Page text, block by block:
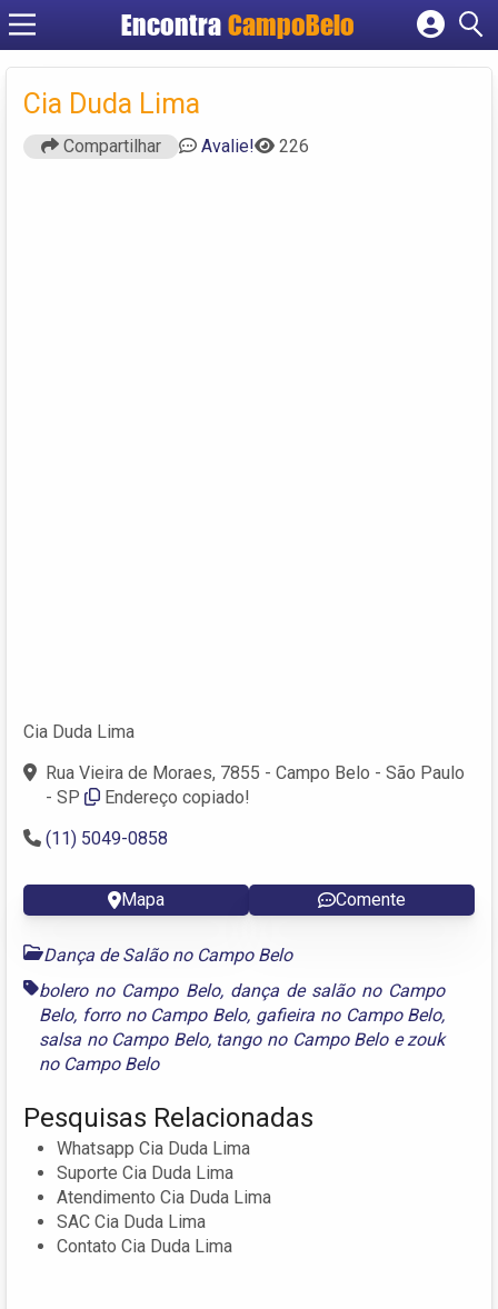
EncontraCampoBelo
Cadastrar empresa
Cia Duda Lima
Compartilhar Avalie! 226
Cia Duda Lima
Rua Vieira de Moraes, 7855 - Campo Belo - São Paulo
- SP
Endereço copiado!
(11) 5049-0858
Mapa Comente
Dança de Salão no Campo Belo
bolero no Campo Belo, dança de salão no Campo
Belo, forro no Campo Belo, gafieira no Campo Belo,
salsa no Campo Belo, tango no Campo Beloezouk
no Campo Belo
Pesquisas Relacionadas
Whatsapp Cia Duda Lima
Suporte Cia Duda Lima
Atendimento Cia Duda Lima
SAC Cia Duda Lima
Contato Cia Duda Lima